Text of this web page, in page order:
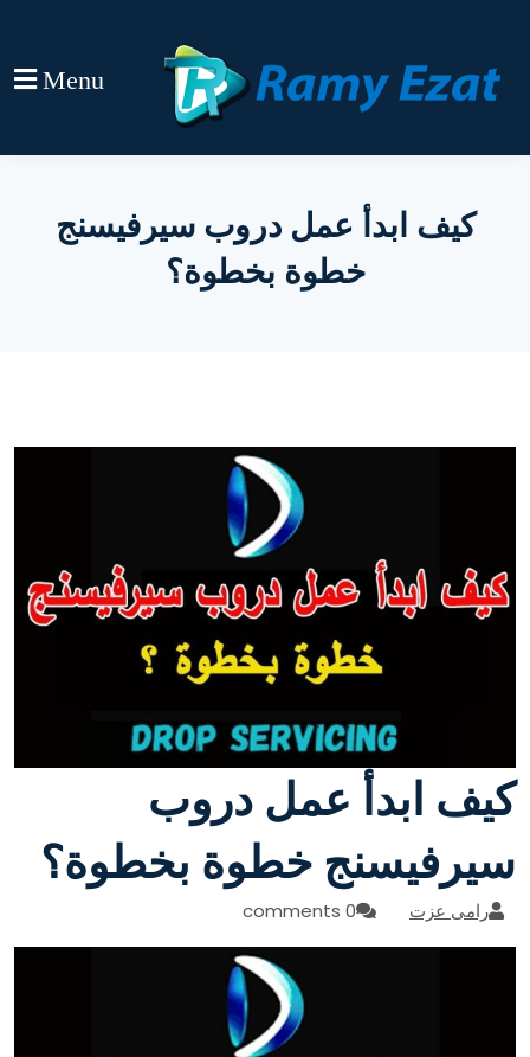
Menu
كيف ابدأ عمل دروب سيرفيسنج
خطوة بخطوة؟
كيف ابدأ عمل دروب
سيرفيسنج خطوة بخطوة؟
رامى عزت 0 comments